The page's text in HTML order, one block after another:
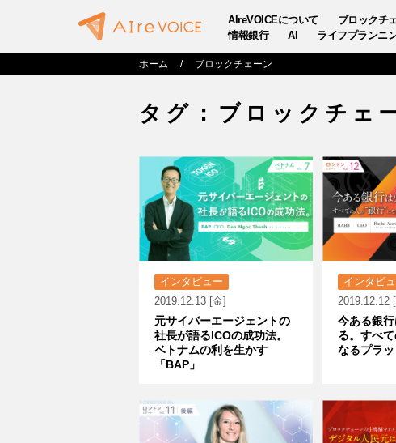
AIreVOICEについて ブロックチ
情報銀行
AI ライフプランニ
ホーム ブロックチェーン
タグ：ブロックチェ
インタビュー
2019.12.13 [金]
元サイバーエージェントの
社長が語るICOの成功法。
ベトナムの利を生かす
「BAP」
インタビ
2019.12.12
今ある銀
る。すべ
なるプラ